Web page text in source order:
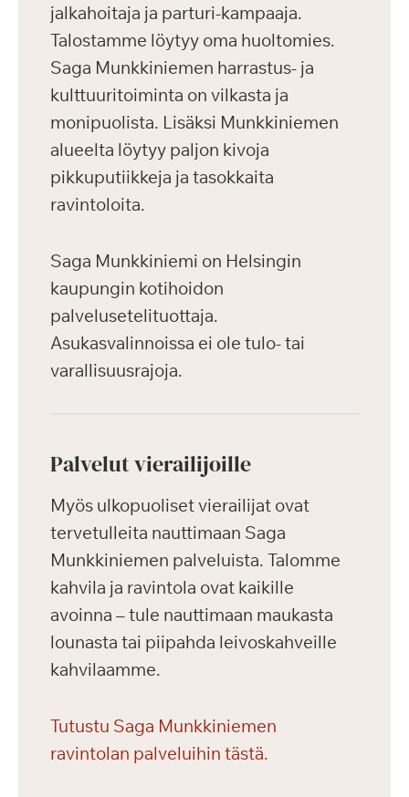
jalkahoitaja ja parturi-kampaaja.
Talostamme löytyy oma huoltomies.
Saga Munkkiniemen harrastus- ja
kulttuuritoiminta on vilkasta ja
monipuolista. Lisäksi Munkkiniemen
alueelta löytyy paljon kivoja
pikkuputiikkeja ja tasokkaita
ravintoloita.
Saga Munkkiniemi on Helsingin
kaupungin kotihoidon
palvelusetelituottaja.
Asukasvalinnoissa ei ole tulo- tai
varallisuusrajoja.
Palvelut vierailijoille
Myös ulkopuoliset vierailijat ovat
tervetulleita nauttimaan Saga
Munkkiniemen palveluista. Talomme
kahvila ja ravintola ovat kaikille
avoinna – tule nauttimaan maukasta
lounasta tai piipahda leivoskahveille
kahvilaamme.
Tutustu Saga Munkkiniemen
ravintolan palveluihin tästä.